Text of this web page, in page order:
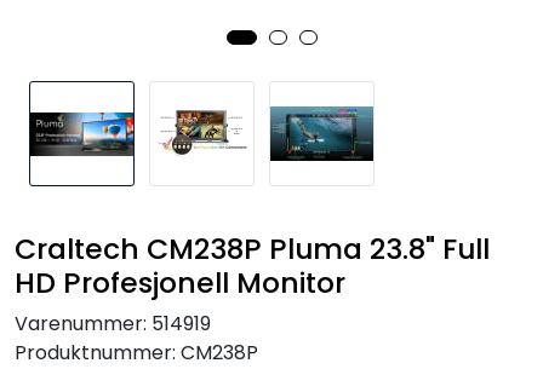
Craltech CM238P Pluma 23.8" Full
HD Profesjonell Monitor
Varenummer: 514919
Produktnummer: CM238P